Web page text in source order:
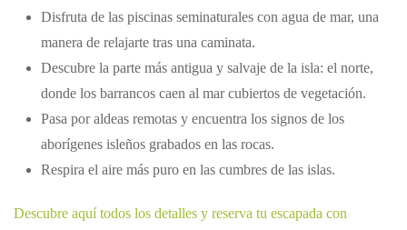
Disfruta de las piscinas seminaturales con agua de mar, una
manera de relajarte tras una caminata.
Descubre la parte más antigua y salvaje de la isla: el norte,
donde los barrancos caen al mar cubiertos de vegetación.
Pasa por aldeas remotas y encuentra los signos de los
aborígenes isleños grabados en las rocas.
Respira el aire más puro en las cumbres de las islas.
Descubre aquí todos los detalles y reserva tu escapada con